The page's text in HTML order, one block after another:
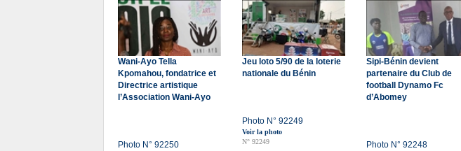
Wani-Ayo Tella
Kpomahou, fondatrice et
Directrice artistique
l’Association Wani-Ayo
Photo N° 92250
Jeu loto 5/90 de la loterie
nationale du Bénin
Photo N° 92249
Voir la photo
N° 92249
Sipi-Bénin devient
partenaire du Club de
football Dynamo Fc
d’Abomey
Photo N° 92248